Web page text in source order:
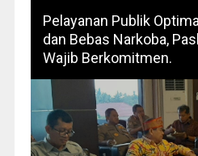
Pelayanan Publik
dan Bebas Narkoba,
Wajib Berkomitmen.